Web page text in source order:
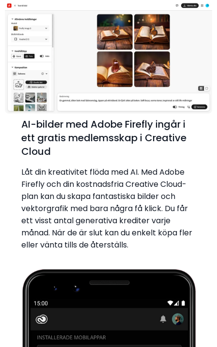
AI-bilder med Adobe Firefly ingår i
ett gratis medlemsskap i Creative
Cloud
Låt din kreativitet flöda med AI. Med Adobe
Firefly och din kostnadsfria Creative Cloud-
plan kan du skapa fantastiska bilder och
vektorgrafik med bara några få klick. Du får
ett visst antal generativa krediter varje
månad. När de är slut kan du enkelt köpa fler
eller vänta tills de återställs.